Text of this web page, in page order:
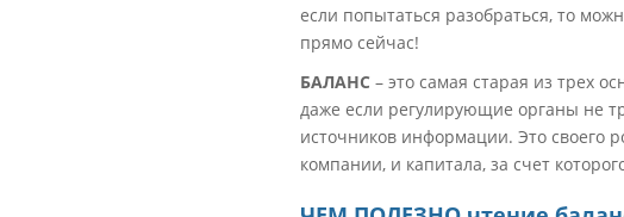
если попытаться разобраться, то
прямо сейчас!
БАЛАНС – это самая старая из трех
даже если регулирующие органы не
источников информации. Это своего
компании, и капитала, за счет